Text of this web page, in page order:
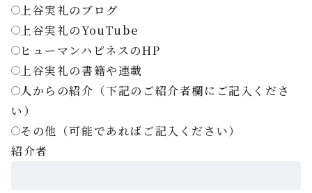
上谷実礼のブログ
上谷実礼のYouTube
ヒューマンハピネスのHP
上谷実礼の書籍や連載
人からの紹介（下記のご紹介者欄にご記入くださ
い）
その他（可能であればご記入ください）
紹介者